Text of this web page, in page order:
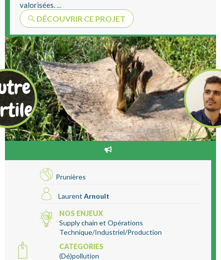
valorisées....
DÉCOUVRIR CE PROJET
Prunières
Laurent Arnoult
NOS ENJEUX
Supply chain et Opérations
Technique/Industriel/Production
CATEGORIES
(Dé)pollution